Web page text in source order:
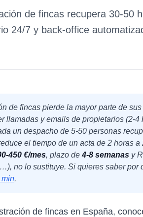
de fincas recupera 30-50
24/7 y back-office
de fincas pierde la mayor parte de
llamadas y emails de propietarios (2-
un despacho de 5-50 personas
el tiempo de un acta de 2 horas
450 €/mes, plazo de4-8 semanas y
no lo sustituye. Si quieres saber por
min.
de fincas en España,